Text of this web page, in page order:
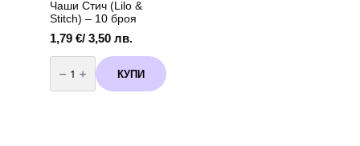
Чаши Стич (Lilo &
Stitch) – 10 броя
1,79 €/ 3,50 лв.
количество
за
Чаши
Стич
КУПИ